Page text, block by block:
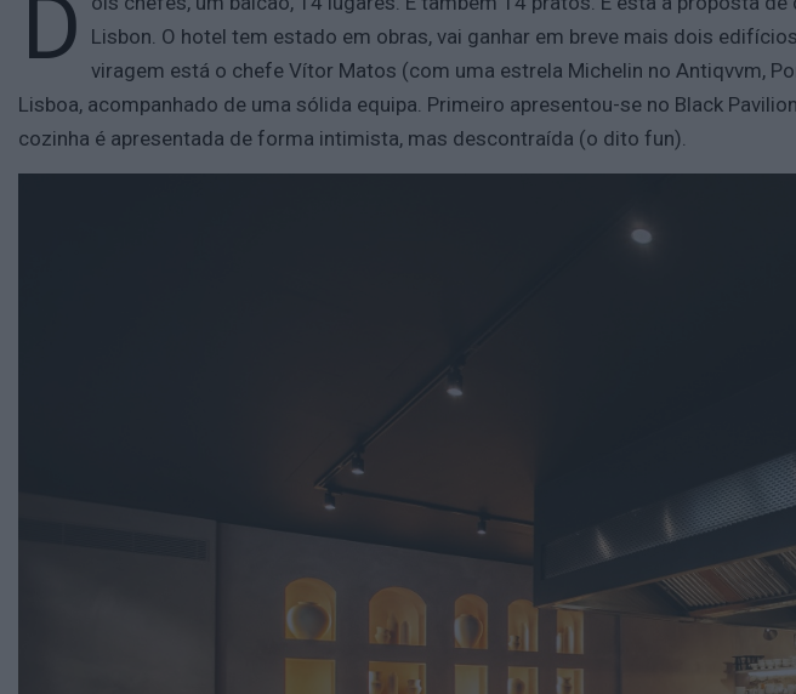
D
Lisbon. O hotel tem estado em obras, vai ganhar em breve mais dois
viragem está o chefe Vítor Matos (com uma estrela Michelin no Antiqvvm,
Lisboa, acompanhado de uma sólida equipa. Primeiro apresentou-se no Black
cozinha é apresentada de forma intimista, mas descontraída (o dito fun).